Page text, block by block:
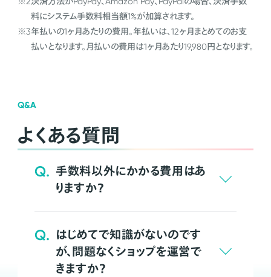
料にシステム手数料相当額1%が加算されます。
※3年払いの1ヶ月あたりの費用。年払いは、12ヶ月まとめてのお支
払いとなります。月払いの費用は1ヶ月あたり19,980円となります。
Q&A
よくある質問
Q. 手数料以外にかかる費用はあ
りますか？
Q. はじめてで知識がないのです
が、問題なくショップを運営で
きますか？